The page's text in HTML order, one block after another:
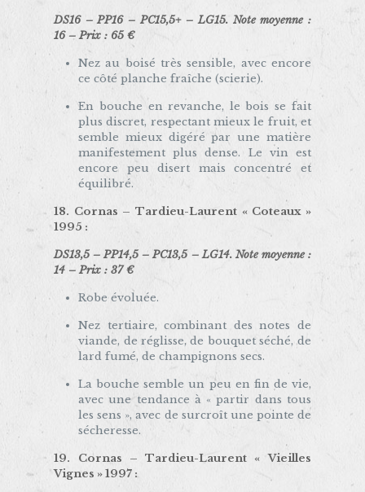
DS16 – PP16 – PC15,5+ – LG15. Note moyenne :
16 – Prix : 65 €
Nez au boisé très sensible, avec encore
ce côté planche fraîche (scierie).
En bouche en revanche, le bois se fait
plus discret, respectant mieux le fruit, et
semble mieux digéré par une matière
manifestement plus dense. Le vin est
encore peu disert mais concentré et
équilibré.
18. Cornas – Tardieu-Laurent « Coteaux »
1995 :
DS13,5 – PP14,5 – PC13,5 – LG14. Note moyenne :
14 – Prix : 37 €
Robe évoluée.
Nez tertiaire, combinant des notes de
viande, de réglisse, de bouquet séché, de
lard fumé, de champignons secs.
La bouche semble un peu en fin de vie,
avec une tendance à « partir dans tous
les sens », avec de surcroît une pointe de
sécheresse.
19. Cornas –Tardieu-Laurent « Vieilles
Vignes » 1997 :